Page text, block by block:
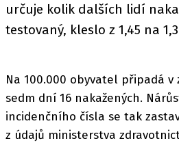
určuje kolik dalších lidí
testovaný, kleslo z 1,45 na
Na 100.000 obyvatel připadá v
sedm dní 16 nakažených.
incidenčního čísla se tak
z údajů ministerstva